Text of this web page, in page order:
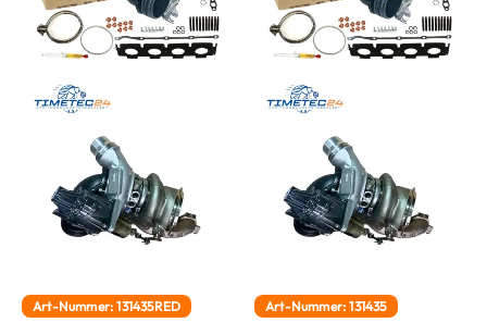
Art-Nummer: 131435RED Art-Nummer: 131435